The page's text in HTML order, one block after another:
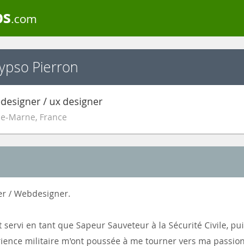
.com
Pierron
/ ux designer
Marne, France
/ Webdesigner.
servi en tant que Sapeur Sauveteur à la Sécurité Civile,
militaire m'ont poussée à me tourner vers ma